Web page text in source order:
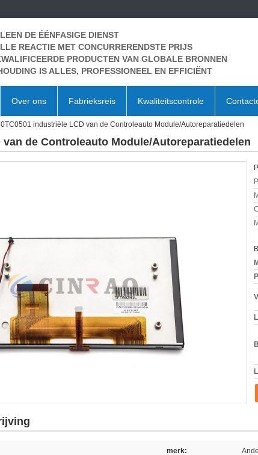
DE ÉÉNFASIGE DIENST
REACTIE MET CONCURRERENDSTE PRIJS
PRODUCTEN VAN GLOBALE BRONNEN
IS ALLES, PROFESSIONEEL EN EFFICIËNT
Over ons Fabrieksreis Kwaliteitscontrole
industriële LCD van de Controleauto Module/Autoreparatiedelen
van de Controleauto Module/Autoreparatiedelen
merk: